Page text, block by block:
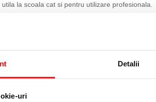
Detalii
uri
la scoala cat si pentru utilizare profesionala.